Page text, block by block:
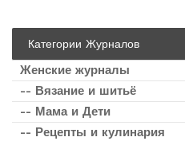
Категории Журналов
Женские журналы
-- Вязание и шитьё
-- Мама и Дети
-- Рецепты и кулинария